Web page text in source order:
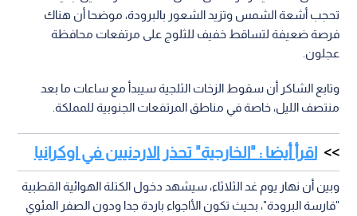
تحجب أشعة الشمس وتزيد الشعور بالبرودة، موضحا أن هناك
فرصة ضعيفة لتساقط خفيف للثلوج على مرتفعات محافظة
عجلون.
وتابع الشاكر أن سقوط الزخات الثلجية سيبدأ مع ساعات ما بعد
منتصف الليل، خاصة في مناطق المرتفعات الجنوبية للمملكة.
اقرأ أيضا : "الخارجية" تحذر الاردنيين في اوكرانيا
وبين أن نهار يوم غد الثلاثاء، سيشهد دخول الكتلة الهوائية القطبية
"قارسة البرودة"، بحيث تكون الأاجواء باردة جدا ودون الصفر المئوي